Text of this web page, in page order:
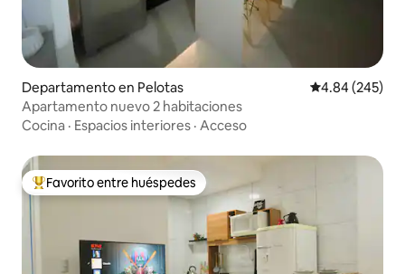
Departamento en Pelotas Calificación
4.84 (245)
Apartamento nuevo 2 habitaciones
Cocina · Espacios interiores · Acceso
De los mejores en Favorito entre huéspedes
Favorito entre huéspedes